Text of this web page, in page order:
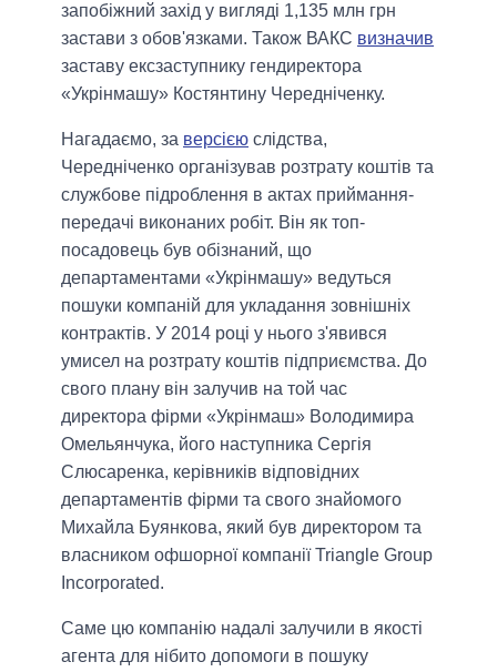
запобіжний захід у вигляді 1,135 млн грн
застави з обов'язками. Також ВАКС визначив
заставу ексзаступнику гендиректора
«Укрінмашу» Костянтину Чередніченку.
Нагадаємо, за версією слідства,
Чередніченко організував розтрату коштів та
службове підроблення в актах приймання-
передачі виконаних робіт. Він як топ-
посадовець був обізнаний, що
департаментами «Укрінмашу» ведуться
пошуки компаній для укладання зовнішніх
контрактів. У 2014 році у нього з'явився
умисел на розтрату коштів підприємства. До
свого плану він залучив на той час
директора фірми «Укрінмаш» Володимира
Омельянчука, його наступника Сергія
Слюсаренка, керівників відповідних
департаментів фірми та свого знайомого
Михайла Буянкова, який був директором та
власником офшорної компанії Triangle Group
Incorporated.
Саме цю компанію надалі залучили в якості
агента для нібито допомоги в пошуку